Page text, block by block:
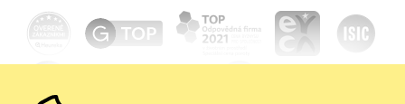
Vrátenie a reklamácia
Darčekové poukazy
We Care
Vuchlook
Odoberať